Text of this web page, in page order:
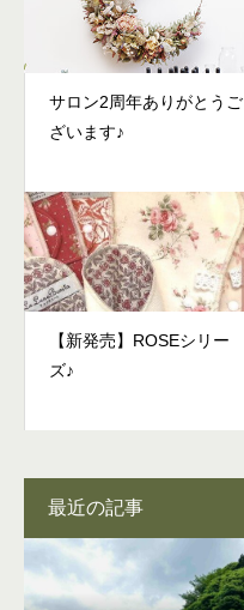
サロン2周年ありがとうご
ざいます♪
【新発売】ROSEシリー
ズ♪
最近の記事